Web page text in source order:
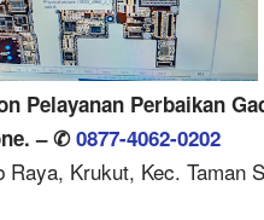
Pelayanan Perbaikan
– ✆0877-4062-0202
Raya, Krukut, Kec. Taman